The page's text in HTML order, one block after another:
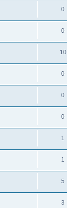
0
0
10
0
0
0
1
1
5
3